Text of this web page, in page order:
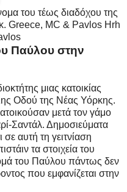
του τέως διαδόχου της
Greece, MC & Pavlos Hrh
Παύλου στην
μιας κατοικίας
Οδού της Νέας Υόρκης.
μετά τον γάμο
Σαντάλ. Δημοσιεύματα
αυτή τη γειτνίαση
τα στοιχεία του
του Παύλου πάντως δεν
που εμφανίζεται στην